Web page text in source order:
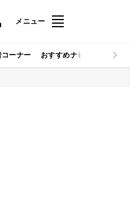
メニュー
コーナー おすすめナビ マイナビ